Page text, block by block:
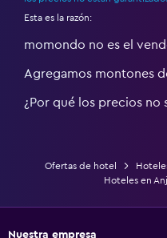
Esta es la razón:
momondo no es el
Agregamos montones
¿Por qué los precios no
Ofertas de hotel
Hoteles en
Nuestra empresa